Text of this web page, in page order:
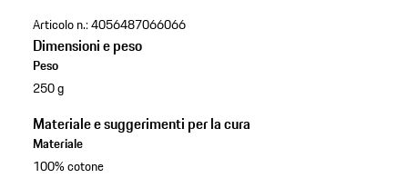
Articolo n.:4056487066066
Dimensioni e peso
Peso
250 g
Materiale e suggerimenti per la cura
Materiale
100% cotone